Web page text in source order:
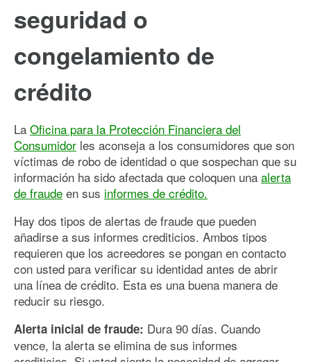
seguridad o
congelamiento de
crédito
La Oficina para la Protección Financiera del
Consumidor les aconseja a los consumidores que son
víctimas de robo de identidad o que sospechan que su
información ha sido afectada que coloquen una alerta
de fraude en sus informes de crédito.
Hay dos tipos de alertas de fraude que pueden
añadirse a sus informes crediticios. Ambos tipos
requieren que los acreedores se pongan en contacto
con usted para verificar su identidad antes de abrir
una línea de crédito. Esta es una buena manera de
reducir su riesgo.
Alerta inicial de fraude: Dura 90 días. Cuando
vence, la alerta se elimina de sus informes